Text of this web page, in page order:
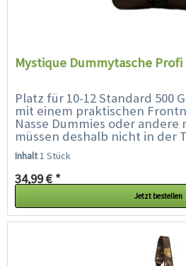
Mystique Dummytasche
Platz für 10-12 Standard 500
mit einem praktischen
Nasse Dummies oder andere
müssen deshalb nicht in der
werden, sondern können im...
Inhalt1 Stück
34,99 € *
Jetzt bestellen